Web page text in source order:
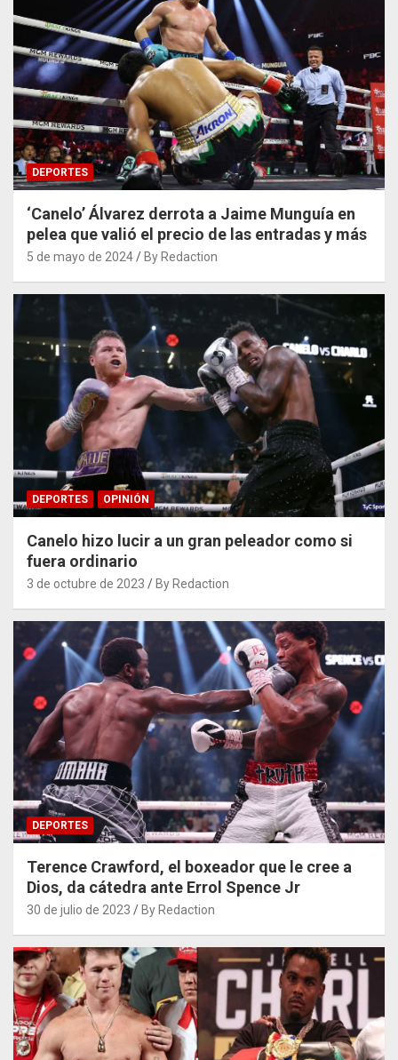
DEPORTES
‘Canelo’ Álvarez derrota a Jaime Munguía en
pelea que valió el precio de las entradas y más
5 de mayo de 2024 By Redaction
DEPORTES OPINIÓN
Canelo hizo lucir a un gran peleador como si
fuera ordinario
3 de octubre de 2023 By Redaction
DEPORTES
Terence Crawford, el boxeador que le cree a
Dios, da cátedra ante Errol Spence Jr
30 de julio de 2023 By Redaction